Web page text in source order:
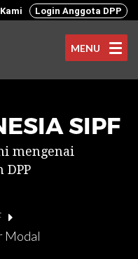
Login Anggota DPP
MENU
SIPF
mengenai
DPP
Modal